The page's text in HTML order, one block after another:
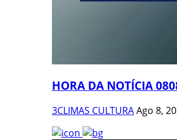
HORA DA NOTÍCIA
3CLIMAS CULTURAAgo 8,